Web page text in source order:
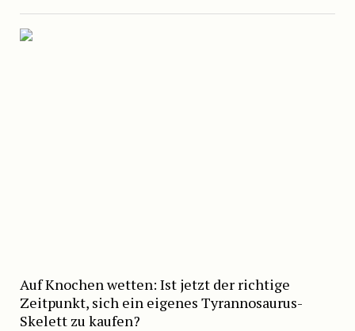
Auf Knochen wetten: Ist jetzt der richtige
Zeitpunkt, sich ein eigenes Tyrannosaurus-
Skelett zu kaufen?